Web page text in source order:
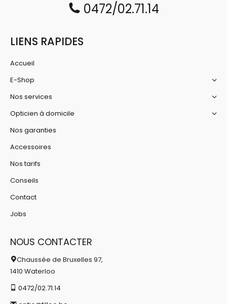
0472/02.71.14
LIENS RAPIDES
Accueil
E-Shop
Nos services
Opticien à domicile
Nos garanties
Accessoires
Nos tarifs
Conseils
Contact
Jobs
NOUS CONTACTER
Chaussée de Bruxelles 97,
1410 Waterloo
0472/02.71.14